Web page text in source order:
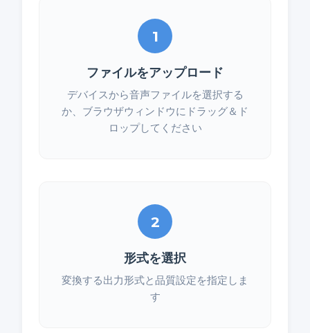
1
ファイルをアップロード
デバイスから音声ファイルを選択する
か、ブラウザウィンドウにドラッグ＆ド
ロップしてください
2
形式を選択
変換する出力形式と品質設定を指定しま
す